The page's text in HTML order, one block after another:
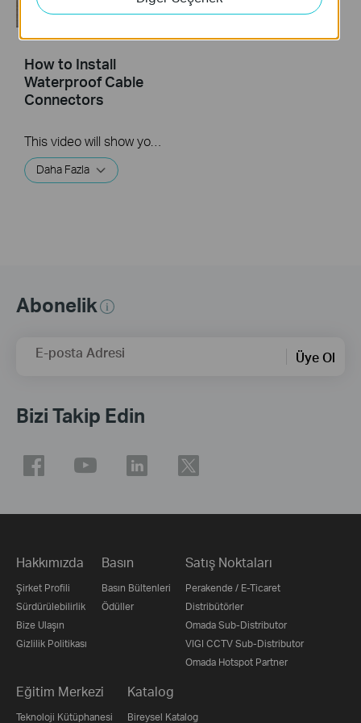
How to Install
Waterproof Cable
Connectors
This video will show you how to install the waterproof cable connectors when your camera is installed outdoors.
Daha Fazla
Abonelik
E-posta Adresi Üye Ol
Bizi Takip Edin
Hakkımızda
Şirket Profili
Sürdürülebilirlik
Bize Ulaşın
Gizlilik Politikası
Basın
Basın Bültenleri
Ödüller
Satış Noktaları
Perakende / E-Ticaret
Distribütörler
Omada Sub-Distributor
VIGI CCTV Sub-Distributor
Omada Hotspot Partner
Eğitim Merkezi
Teknoloji Kütüphanesi
Katalog
Bireysel Katalog